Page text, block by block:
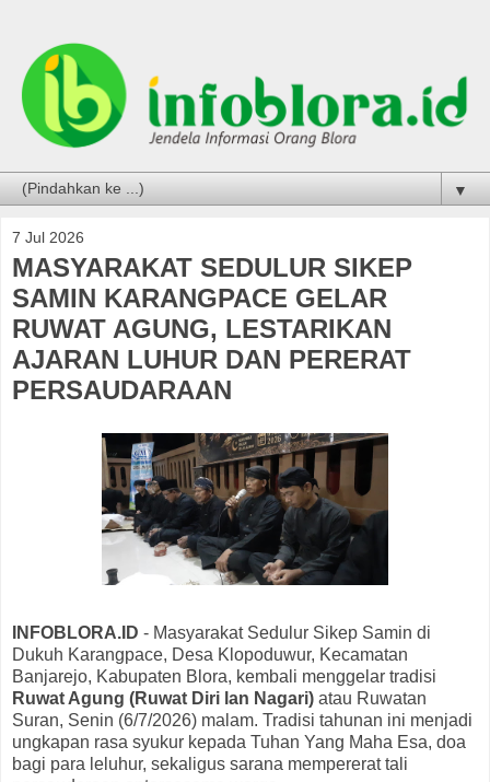
▼
7 Jul 2026
MASYARAKAT SEDULUR SIKEP
SAMIN KARANGPACE GELAR
RUWAT AGUNG, LESTARIKAN
AJARAN LUHUR DAN PERERAT
PERSAUDARAAN
INFOBLORA.ID - Masyarakat Sedulur Sikep Samin di
Dukuh Karangpace, Desa Klopoduwur, Kecamatan
Banjarejo, Kabupaten Blora, kembali menggelar tradisi
Ruwat Agung (Ruwat Diri lan Nagari) atau Ruwatan
Suran, Senin (6/7/2026) malam. Tradisi tahunan ini menjadi
ungkapan rasa syukur kepada Tuhan Yang Maha Esa, doa
bagi para leluhur, sekaligus sarana mempererat tali